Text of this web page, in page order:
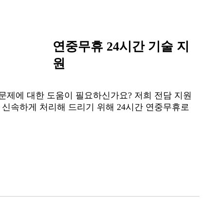
연중무휴 24시간 기술 지
원
제에 대한 도움이 필요하신가요? 저희 전담 지원
속하게 처리해 드리기 위해 24시간 연중무휴로